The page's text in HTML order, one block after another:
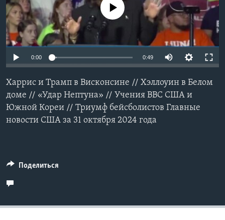
Learning English
СОЦИАЛЬНЫЕ СЕТИ
Языки
No media source currently available
0:00 0:49
Харрис и Трамп в Висконсине // Хэллоуин в Белом
доме // «Удар Нептуна» // Учения ВВС США и
Южной Кореи // Триумф бейсболистов Главные
новости США за 31 октября 2024 года
Поделиться